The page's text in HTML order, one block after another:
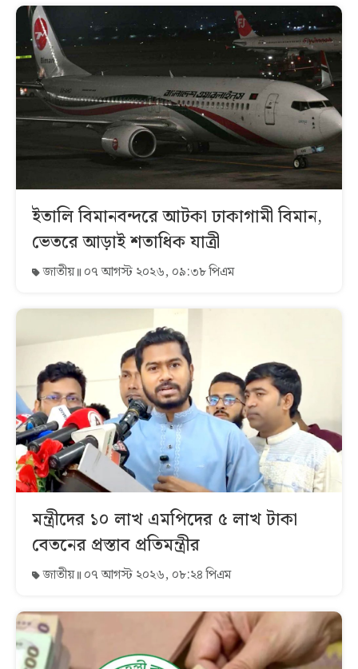
ইতালি বিমানবন্দরে আটকা ঢাকাগামী বিমান,
ভেতরে আড়াই শতাধিক যাত্রী
জাতীয় ০৭ আগস্ট ২০২৬, ০৯:৩৮ পিএম
মন্ত্রীদের ১০ লাখ এমপিদের ৫ লাখ টাকা
বেতনের প্রস্তাব প্রতিমন্ত্রীর
জাতীয় ০৭ আগস্ট ২০২৬, ০৮:২৪ পিএম